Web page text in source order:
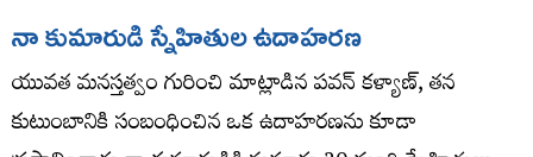
నా కుమారుడి స్నేహితుల ఉదాహరణ
యువత మనస్తత్వం గురించి మాట్లాడిన పవన్ కళ్యాణ్, తన
కుటుంబానికి సంబంధించిన ఒక ఉదాహరణను కూడా